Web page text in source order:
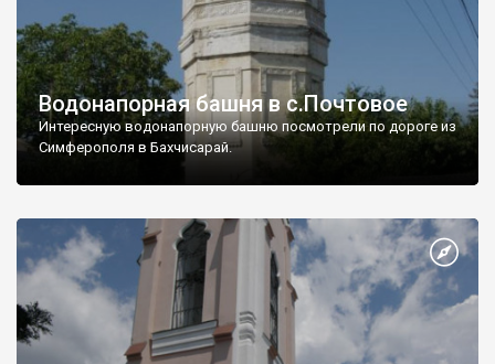
Водонапорная башня в с.Почтовое
Интересную водонапорную башню посмотрели по дороге из
Симферополя в Бахчисарай.